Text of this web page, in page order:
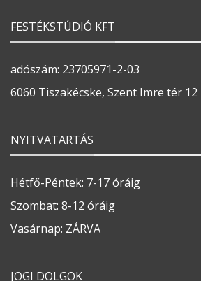
FESTÉKSTÚDIÓ KFT
adószám: 23705971-2-03
6060 Tiszakécske, Szent Imre tér 12
NYITVATARTÁS
Hétfő-Péntek: 7-17 óráig
Szombat: 8-12 óráig
Vasárnap: ZÁRVA
JOGI DOLGOK